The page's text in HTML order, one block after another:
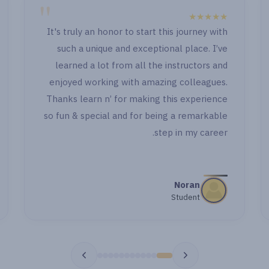
★★★★★
" الصراحة الدنيا حلوة جدا حصوصا انكو بتابعوا او باول
وكمان بعد ما خلصت اول جزء وجيت اشتغل ووقفت
قدامي حاجة رجعت اسأل اهتميتوا بالاسئلة وحاولتوا
تبقوا معايا خطوة خطوة بجد شكرا جدا "
مي اشرف
طالبة